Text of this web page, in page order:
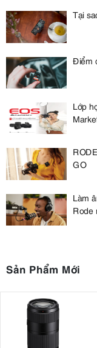
Tại
Điểm
Lớp
GO
Làm
Rode
Sản Phẩm Mới